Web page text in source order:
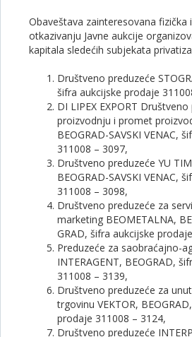
Obaveštava zainteresovana fizička
otkazivanju Javne aukcije
kapitala sledećih subjekata
Društveno preduzeće
šifra aukcijske prodaje
DI LIPEX EXPORT
proizvodnju i promet
BEOGRAD-SAVSKI VENAC,
311008 – 3097,
Društveno preduzeće YU
BEOGRAD-SAVSKI VENAC,
311008 – 3098,
Društveno preduzeće za
marketing BEOMETALNA,
GRAD, šifra aukcijske
Preduzeće za saobraćajno-
INTERAGENT, BEOGRAD,
311008 – 3139,
Društveno preduzeće za
trgovinu VEKTOR,
prodaje 311008 – 3124,
Društveno preduzeće